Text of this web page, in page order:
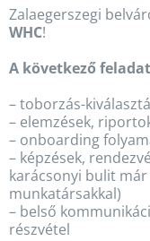
Zalaegerszegi
WHC!
A következő
– toborzás-
– elemzések,
– onboarding
– képzések,
karácsonyi bulit
munkatársakkal)
– belső
részvétel